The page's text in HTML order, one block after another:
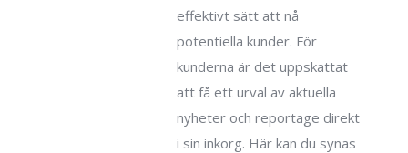
effektivt sätt att nå
potentiella kunder. För
kunderna är det uppskattat
att få ett urval av aktuella
nyheter och reportage direkt
i sin inkorg. Här kan du synas